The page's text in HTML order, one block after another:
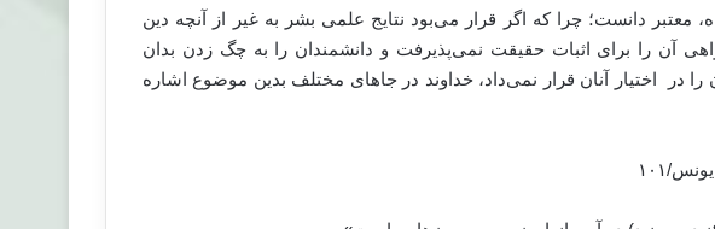
معتبر دانست؛ چرا که اگر قرار می‌بود نتایج علمی بشر به غیر از آنچه دین
آن را برای اثبات حقیقت نمی‌پذیرفت و دانشمندان را به چگ زدن بدان
در اختیار آنان قرار نمی‌داد، خداوند در جاهای مختلف بدین موضوع اشاره
۱۰۱